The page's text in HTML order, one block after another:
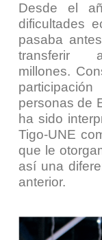
Desde el
dificultades
pasaba
transferir
millones.
personas de
ha sido
Tigo-UNE
que le
así una
anterior.